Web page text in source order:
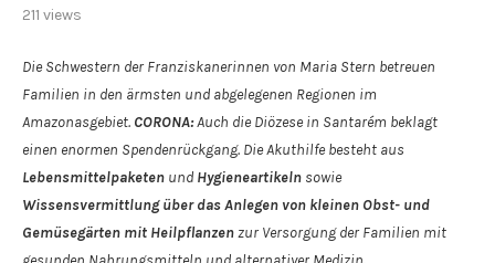
211 views
Die Schwestern der Franziskanerinnen von Maria Stern betreuen
Familien in den ärmsten und abgelegenen Regionen im
Amazonasgebiet. CORONA:Auch die Diözese in Santarém beklagt
einen enormen Spendenrückgang. Die Akuthilfe besteht aus
Lebensmittelpaketen und Hygieneartikeln sowie
Wissensvermittlung über das Anlegen von kleinen Obst- und
Gemüsegärten mit Heilpflanzenzur Versorgung der Familien mit